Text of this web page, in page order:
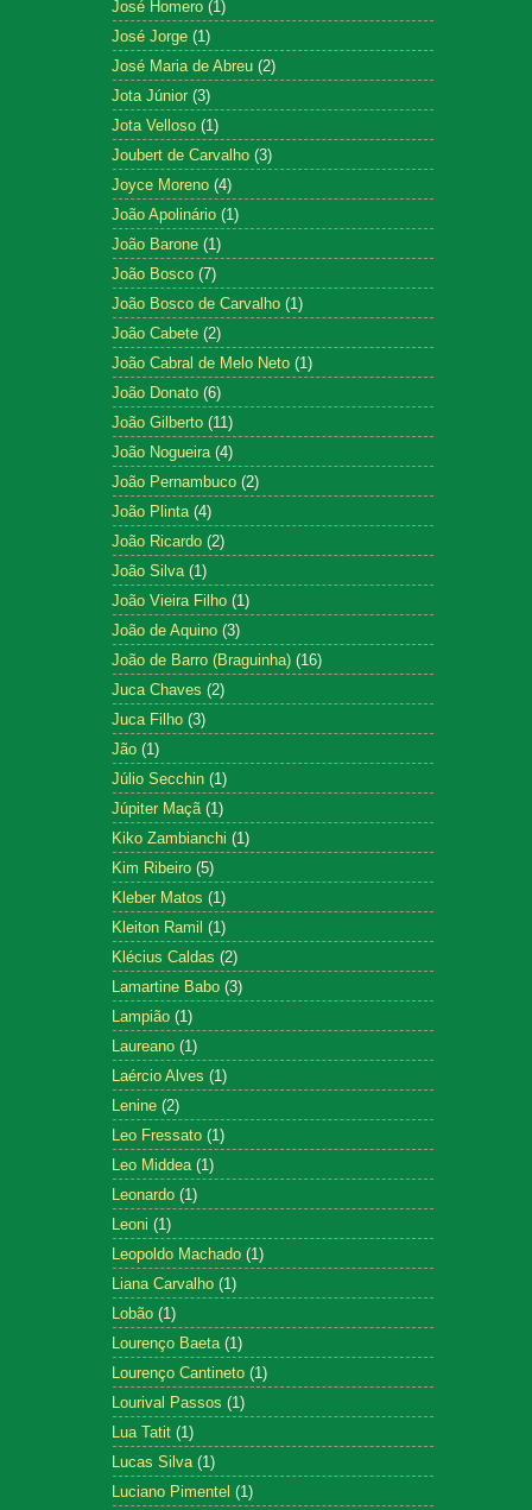
José Homero (1)
José Jorge (1)
José Maria de Abreu (2)
Jota Júnior (3)
Jota Velloso (1)
Joubert de Carvalho (3)
Joyce Moreno (4)
João Apolinário (1)
João Barone (1)
João Bosco (7)
João Bosco de Carvalho (1)
João Cabete (2)
João Cabral de Melo Neto (1)
João Donato (6)
João Gilberto (11)
João Nogueira (4)
João Pernambuco (2)
João Plinta (4)
João Ricardo (2)
João Silva (1)
João Vieira Filho (1)
João de Aquino (3)
João de Barro (Braguinha) (16)
Juca Chaves (2)
Juca Filho (3)
Jão (1)
Júlio Secchin (1)
Júpiter Maçã (1)
Kiko Zambianchi (1)
Kim Ribeiro (5)
Kleber Matos (1)
Kleiton Ramil (1)
Klécius Caldas (2)
Lamartine Babo (3)
Lampião (1)
Laureano (1)
Laércio Alves (1)
Lenine (2)
Leo Fressato (1)
Leo Middea (1)
Leonardo (1)
Leoni (1)
Leopoldo Machado (1)
Liana Carvalho (1)
Lobão (1)
Lourenço Baeta (1)
Lourenço Cantineto (1)
Lourival Passos (1)
Lua Tatit (1)
Lucas Silva (1)
Luciano Pimentel (1)